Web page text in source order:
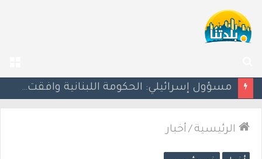
عن
بزشكيان يلوّح بالاستقالة للضغط نحو اتفاق مع واشنطن
الرئيسية / أخبار